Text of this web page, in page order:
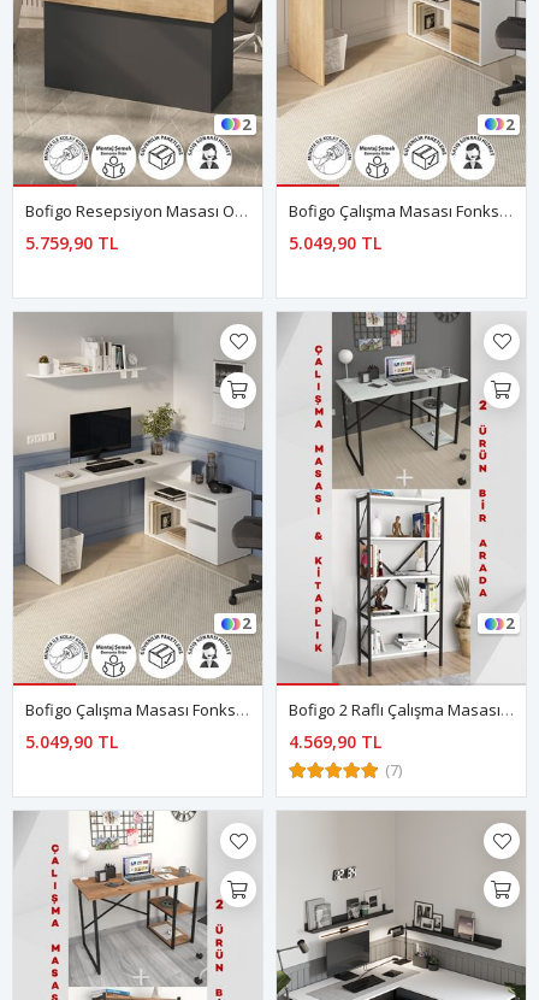
2
Bofigo Resepsiyon Masası Ofis Masası Karşılama Masası Karşılama Bankosu Safir Meşe Antrasit
5.759,90 TL
2
Bofigo Çalışma Masası Fonksiyonel Çalışma Masası Ofis Masası Safir Meşe-Beyaz
5.049,90 TL
2
Bofigo Çalışma Masası Fonksiyonel Çalışma Masası Ofis Masası Beyaz
5.049,90 TL
2
Bofigo 2 Raflı Çalışma Masası Bilgisayar Masası Ofis Ders Masası Kafka + 5 Raflı Kitaplık Metal Kitaplık Agora Beyaz
4.569,90 TL
(7)